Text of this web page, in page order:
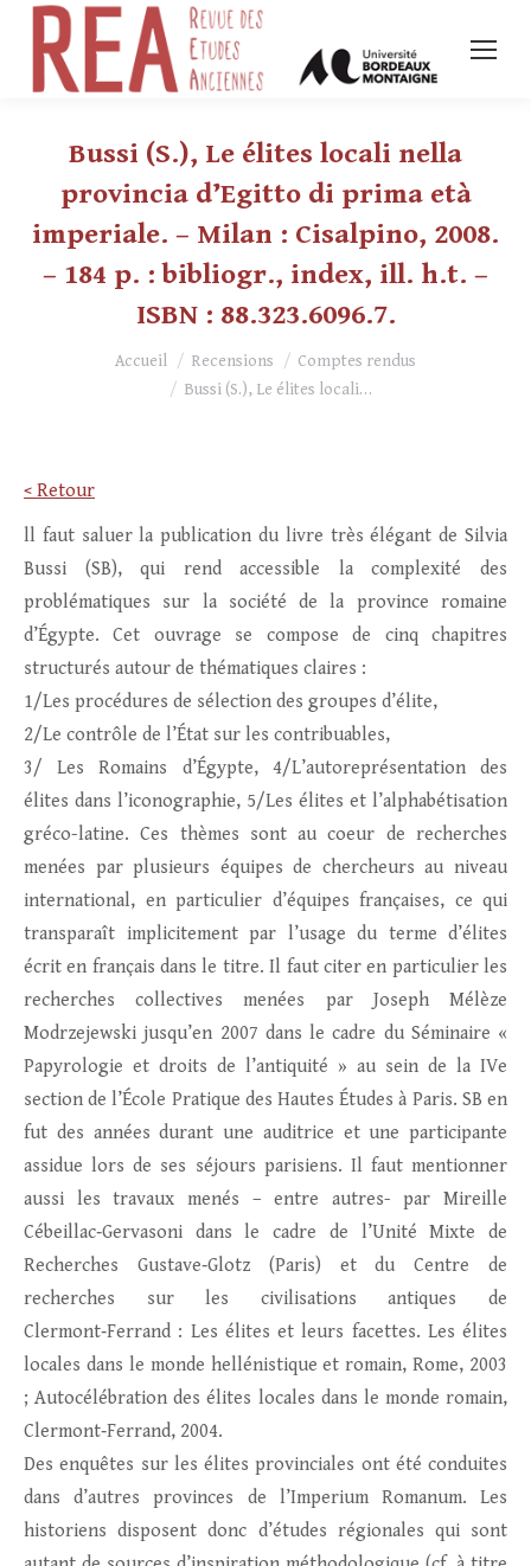
Bussi (S.), Le élites locali nella
provincia d’Egitto di prima età
imperiale. – Milan : Cisalpino, 2008.
– 184 p. : bibliogr., index, ill. h.t. –
ISBN : 88.323.6096.7.
Vous êtes ici :Accueil Recensions
Comptes rendus
Bussi (S.), Le élites locali…
< Retour
ll faut saluer la publication du livre très élégant de Silvia
Bussi (SB), qui rend accessible la complexité des
problématiques sur la société de la province romaine
d’Égypte. Cet ouvrage se compose de cinq chapitres
structurés autour de thématiques claires :
1/Les procédures de sélection des groupes d’élite,
2/Le contrôle de l’État sur les contribuables,
3/ Les Romains d’Égypte, 4/L’autoreprésentation des
élites dans l’iconographie, 5/Les élites et l’alphabétisation
gréco-latine. Ces thèmes sont au coeur de recherches
menées par plusieurs équipes de chercheurs au niveau
international, en particulier d’équipes françaises, ce qui
transparaît implicitement par l’usage du terme d’élites
écrit en français dans le titre. Il faut citer en particulier les
recherches collectives menées par Joseph Mélèze
Modrzejewski jusqu’en 2007 dans le cadre du Séminaire «
Papyrologie et droits de l’antiquité » au sein de la IVe
section de l’École Pratique des Hautes Études à Paris. SB en
fut des années durant une auditrice et une participante
assidue lors de ses séjours parisiens. Il faut mentionner
aussi les travaux menés – entre autres- par Mireille
Cébeillac‑Gervasoni dans le cadre de l’Unité Mixte de
Recherches Gustave‑Glotz (Paris) et du Centre de
recherches sur les civilisations antiques de
Clermont‑Ferrand : Les élites et leurs facettes. Les élites
locales dans le monde hellénistique et romain, Rome, 2003
; Autocélébration des élites locales dans le monde romain,
Clermont‑Ferrand, 2004.
Des enquêtes sur les élites provinciales ont été conduites
dans d’autres provinces de l’Imperium Romanum. Les
historiens disposent donc d’études régionales qui sont